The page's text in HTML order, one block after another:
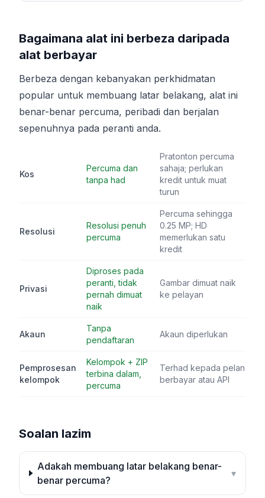
Bagaimana alat ini berbeza daripada
alat berbayar
Berbeza dengan kebanyakan perkhidmatan
popular untuk membuang latar belakang, alat ini
benar-benar percuma, peribadi dan berjalan
sepenuhnya pada peranti anda.
Kos
Percuma dan
tanpa had
Pratonton percuma
sahaja; perlukan
kredit untuk muat
turun
Resolusi
Resolusi penuh
percuma
Percuma sehingga
0.25 MP; HD
memerlukan satu
kredit
Privasi
Diproses pada
peranti, tidak
pernah dimuat
naik
Gambar dimuat naik
ke pelayan
Akaun
Tanpa
pendaftaran
Akaun diperlukan
Pemprosesan
kelompok
Kelompok + ZIP
terbina dalam,
percuma
Terhad kepada pelan
berbayar atau API
Soalan lazim
Adakah membuang latar belakang benar-
benar percuma?
▾